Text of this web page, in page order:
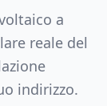
a
reale del
indirizzo.